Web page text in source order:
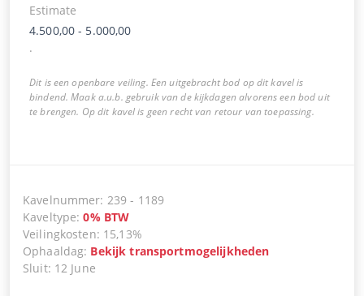
Estimate
4.500,00 - 5.000,00
.
Dit is een openbare veiling. Een uitgebracht bod op dit kavel is
bindend. Maak a.u.b. gebruik van de kijkdagen alvorens een bod uit
te brengen. Op dit kavel is geen recht van retour van toepassing.
Kavelnummer: 239 - 1189
Kaveltype:0% BTW
Veilingkosten: 15,13%
Ophaaldag: Bekijk transportmogelijkheden
Sluit: 12 June